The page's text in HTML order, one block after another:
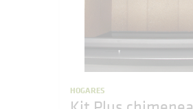
HOGARES